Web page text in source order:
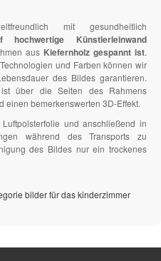
mit gesundheitlich
hochwertige Künstlerleinwand
aus Kiefernholz gespannt ist.
und Farben können wir
des Bildes garantieren.
ist über die Seiten des Rahmens
einen bemerkenswerten 3D-Effekt.
und anschließend in
während des Transports zu
des Bildes nur ein trockenes
bilder für das kinderzimmer